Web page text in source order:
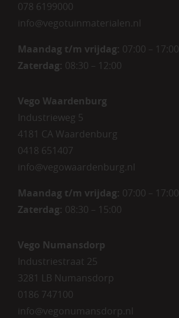
078 6199000
info@vegotuinmaterialen.nl
Maandag t/m vrijdag: 07:00 – 17:00
Zaterdag: 08:30 – 12:00
Vego Waardenburg
Industrieweg 5
4181 CA Waardenburg
0418 651407
info@vegowaardenburg.nl
Maandag t/m vrijdag: 07:00 – 17:00
Zaterdag: 08:30 – 15:00
Vego Numansdorp
Industriestraat 25
3281 LB Numansdorp
0186 747100
info@vegonumansdorp.nl